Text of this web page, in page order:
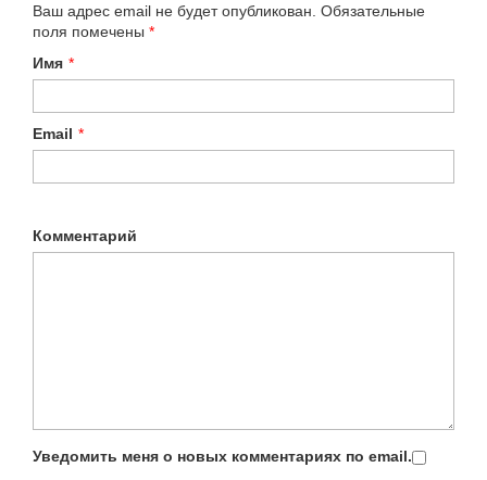
Ваш адрес email не будет опубликован. Обязательные
поля помечены *
Имя *
Email *
Комментарий
Уведомить меня о новых комментариях по email.